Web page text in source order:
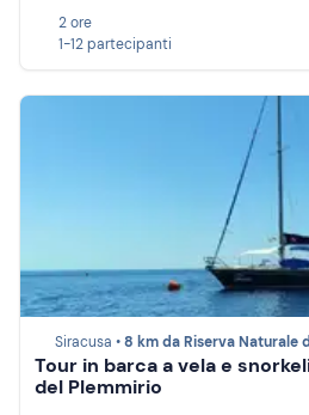
2 ore
1-12 partecipanti
Siracusa •8 km da Riserva Naturale
Tour in barca a vela e
del Plemmirio